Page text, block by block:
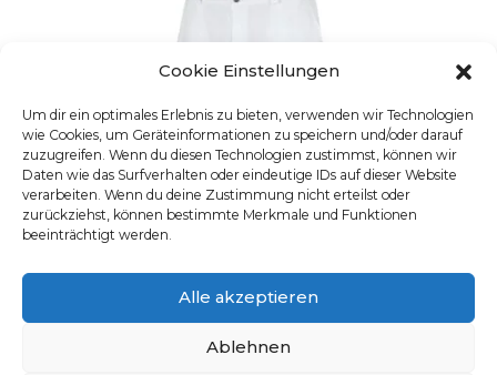
Cookie Einstellungen
Um dir ein optimales Erlebnis zu bieten, verwenden wir Technologien
wie Cookies, um Geräteinformationen zu speichern und/oder darauf
zuzugreifen. Wenn du diesen Technologien zustimmst, können wir
Daten wie das Surfverhalten oder eindeutige IDs auf dieser Website
verarbeiten. Wenn du deine Zustimmung nicht erteilst oder
zurückziehst, können bestimmte Merkmale und Funktionen
beeinträchtigt werden.
Alle akzeptieren
Ablehnen